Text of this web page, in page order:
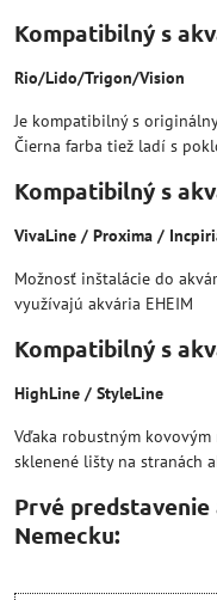
Kompatibilný s
Rio/Lido/Trigon/Vision
Je kompatibilný s
Čierna farba tiež ladí s
Kompatibilný s
VivaLine / Proxima /
Možnosť inštalácie do
využívajú akvária EHEIM
Kompatibilný s
HighLine / StyleLine
Vďaka robustným
sklenené lišty na stranách
Prvé
Nemecku: